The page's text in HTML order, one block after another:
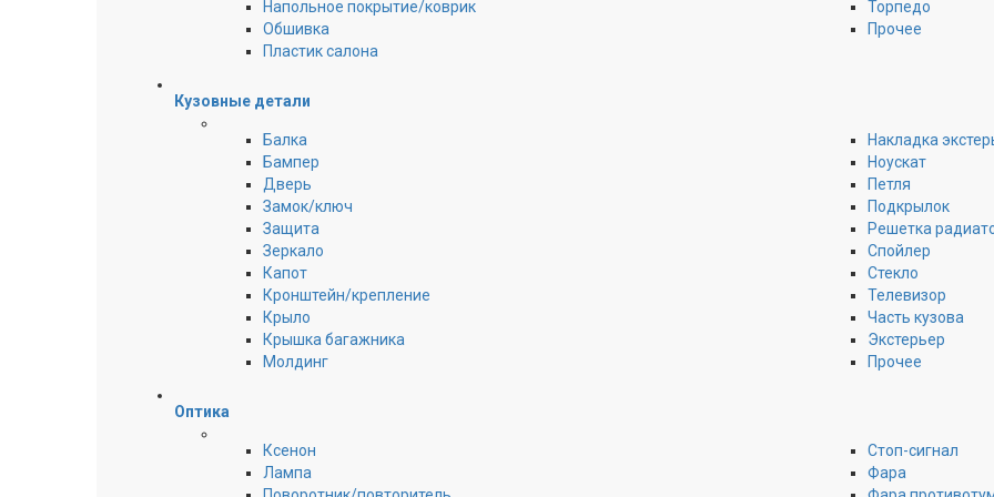
Напольное покрытие/коврик
Обшивка
Пластик салона
Торпедо
Прочее
Кузовные детали
Балка
Бампер
Дверь
Замок/ключ
Защита
Зеркало
Капот
Кронштейн/крепление
Крыло
Крышка багажника
Молдинг
Накладка
Ноускат
Петля
Подкрылок
Решетка
Спойлер
Стекло
Телевизор
Часть кузова
Экстерьер
Прочее
Оптика
Ксенон
Лампа
Стоп-сигнал
Фара